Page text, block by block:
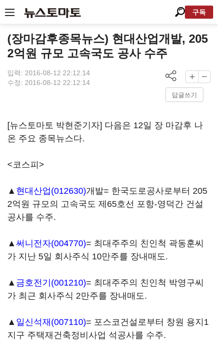
구독
(장마감후종목뉴스) 현대산업개발, 205
2억원 규모 고속국도 공사 수주
입력: 2016-08-12 22:12:14
수정: 2016-08-12 22:12:14
답글쓰기
[뉴스토마토 박현준기자] 다음은 12일 장 마감후 나
온 주요 종목뉴스다.
<코스피>
▲ 현대산업(012630)개발= 한국도로공사로부터 205
2억원 규모의 고속국도 제65호선 포항-영덕간 건설
공사를 수주.
▲ 써니전자(004770)= 최대주주의 친인척 곽동훈씨
가 지난 5일 회사주식 10만주를 장내매도.
▲ 금호전기(001210)= 최대주주의 친인척 박영구씨
가 최근 회사주식 2만주를 장내매도.
▲ 일신석재(007110)= 포스코건설로부터 창원 용지1
지구 주택재건축정비사업 석공사를 수주.